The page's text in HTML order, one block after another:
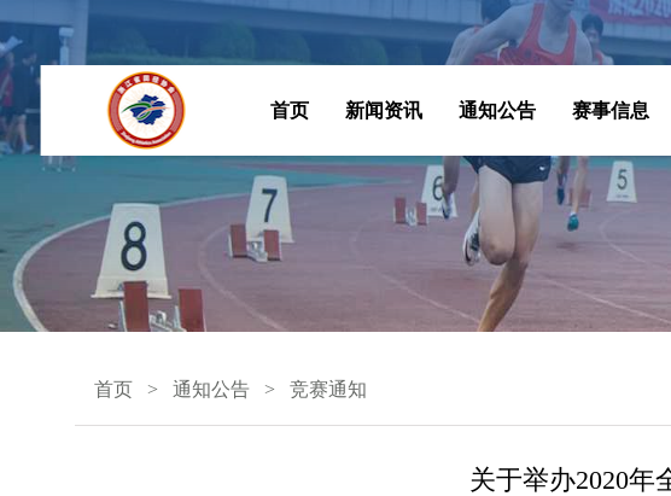
首页 新闻资讯 通知公告 赛事信息
首页 通知公告 竞赛通知
关于举办2020年